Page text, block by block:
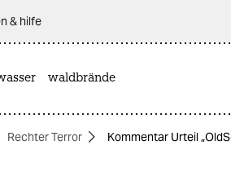
& hilfe
waldbrände
Rechter Terror Kommentar Urteil